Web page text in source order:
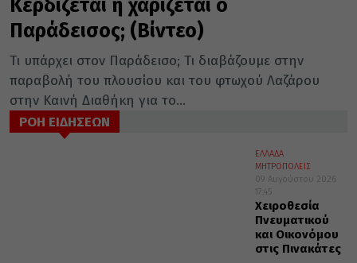
Κερδίζεται ή χαρίζεται ο
Παράδεισος; (Βίντεο)
Τι υπάρχει στον Παράδεισο; Τι διαβάζουμε στην
παραβολή του πλουσίου και του φτωχού Λαζάρου
στην Καινή Διαθήκη για το...
ΡΟΗ ΕΙΔΗΣΕΩΝ
ΕΛΛΑΔΑ
ΜΗΤΡΟΠΟΛΕΙΣ
09 Αυγούστου 2026
17:45
Χειροθεσία
Πνευματικού
και Οικονόμου
στις Πινακάτες